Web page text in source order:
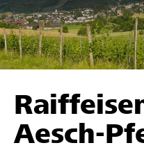
Parrainer
Soutien &
Trouvez des projets et
Aesch-